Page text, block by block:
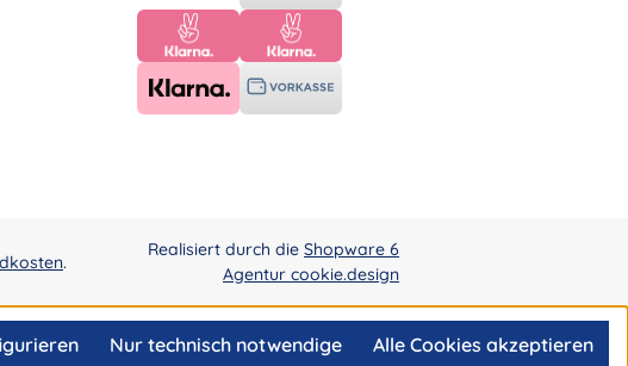
.
Realisiert durch die Shopware 6
Agentur cookie.design
Nur technisch notwendige Alle Cookies akzeptieren